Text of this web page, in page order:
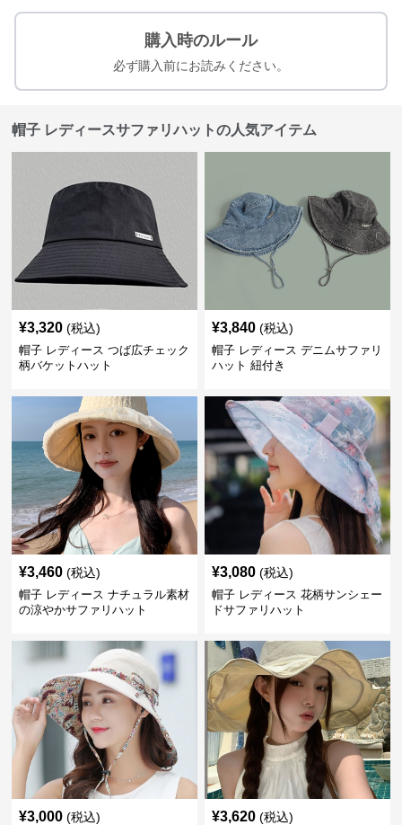
購入時のルール
必ず購入前にお読みください。
帽子 レディースサファリハットの人気アイテム
¥3,320 (税込)
帽子 レディース つば広チェック
柄バケットハット
¥3,840 (税込)
帽子 レディース デニムサファリ
ハット 紐付き
¥3,460 (税込)
帽子 レディース ナチュラル素材
の涼やかサファリハット
¥3,080 (税込)
帽子 レディース 花柄サンシェー
ドサファリハット
¥3,000 (税込) ¥3,620 (税込)